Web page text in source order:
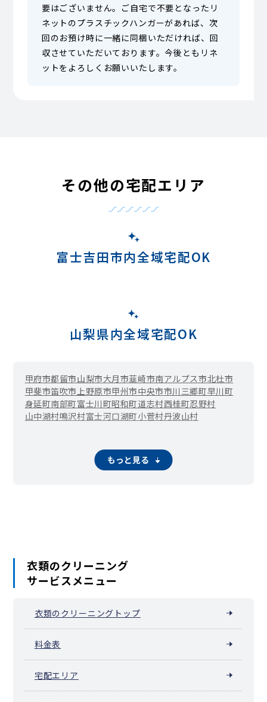
要はございません。ご自宅で不要となったリ
ネットのプラスチックハンガーがあれば、次
回のお預け時に一緒に同梱いただければ、回
収させていただいております。今後ともリネ
ットをよろしくお願いいたします。
その他の宅配エリア
富士吉田市内全域宅配OK
山梨県内全域宅配OK
甲府市都留市山梨市大月市韮崎市南アルプス市北杜市
甲斐市笛吹市 上野原市甲州市中央市市川三郷町早川町
身延町南部町富士川町昭和町道志村西桂町忍野村
山中湖村鳴沢村富士河口湖町小菅村丹波山村
もっと見る
衣類のクリーニング
サービスメニュー
衣類のクリーニングトップ
料金表
宅配エリア